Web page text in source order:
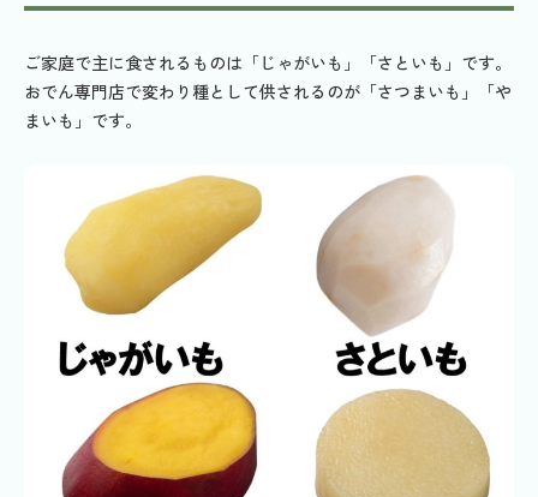
ご家庭で主に食されるものは「じゃがいも」「さといも」です。
おでん専門店で変わり種として供されるのが「さつまいも」「や
まいも」です。